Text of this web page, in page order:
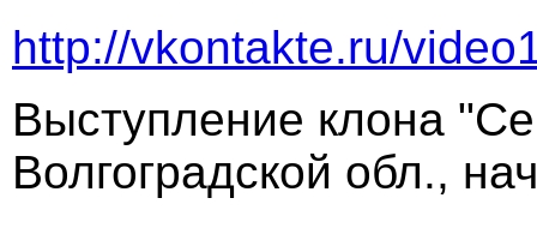
http://vkontakte.ru/
Выступление клона
Волгоградской обл.,